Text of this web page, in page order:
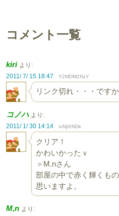
コメント一覧
kiri より:
2011/ 7/ 15 18:47
Y2MDM2NzY
リンク切れ・・・です
コノハ より:
2011/ 1/ 30 14:14
IxNjI0NDk
クリア！
かわいかったｖ
＞M.nさん
部屋の中で赤く輝くも
思いますよ。
M,n より: